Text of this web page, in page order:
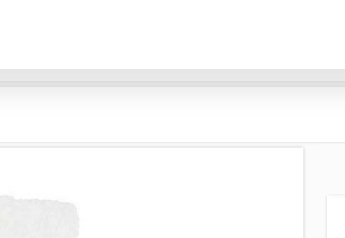
des défauts